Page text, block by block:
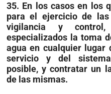
35. En los casos en los
para el ejercicio de las
vigilancia y
especializados la toma
agua en cualquier lugar
servicio y del
posible, y contratar un
de las mismas.